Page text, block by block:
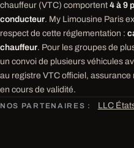
chauffeur (VTC) comportent 4 à 9
conducteur. My Limousine Paris
respect de cette réglementation :
chauffeur. Pour les groupes de
un convoi de plusieurs véhicules
au registre VTC officiel,
en cours de validité.
NOS PARTENAIRES : LLC